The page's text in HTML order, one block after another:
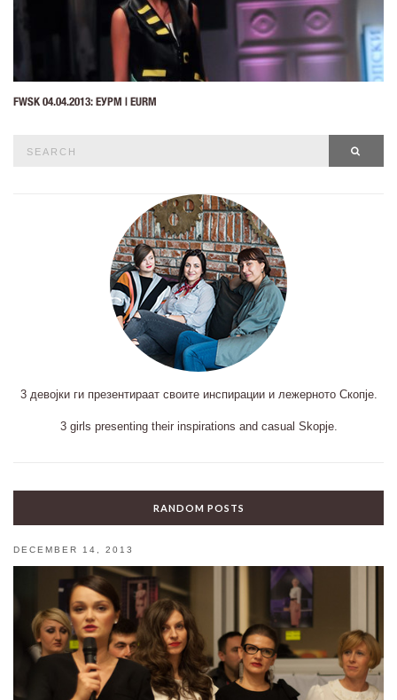
FWSK 04.04.2013: ЕУРМ | EURM
3 девојки ги презентираат своите инспирации и лежерното Скопје.
3 girls presenting their inspirations and casual Skopje.
RANDOM POSTS
DECEMBER 14, 2013